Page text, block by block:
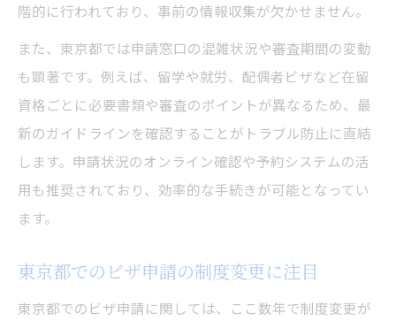
認
東京都で求められるビザ申請書類の特徴
提出書類の不備を防ぐチェックポイント
ビザ申請時の追加書類にも注意が必要
最新情報を元にした書類準備のコツ
混雑シーズンのビザ申請で気をつけたい点
受付待ち時間短縮のための準備方法
階的に行われており、事前の情報収集が欠かせません。
また、東京都では申請窓口の混雑状況や審査期間の変動
も顕著です。例えば、留学や就労、配偶者ビザなど在留
資格ごとに必要書類や審査のポイントが異なるため、最
新のガイドラインを確認することがトラブル防止に直結
します。申請状況のオンライン確認や予約システムの活
用も推奨されており、効率的な手続きが可能となってい
ます。
東京都でのビザ申請の制度変更に注目
東京都でのビザ申請に関しては、ここ数年で制度変更が